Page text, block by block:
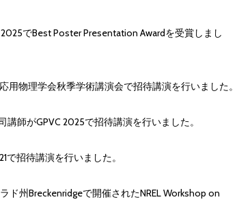
でBest Poster Presentation Awardを受賞しまし
用物理学会秋季学術講演会で招待講演を行いました
師がGPVC 2025で招待講演を行いました。
で招待講演を行いました。
ド州Breckenridgeで開催されたNREL Workshop on